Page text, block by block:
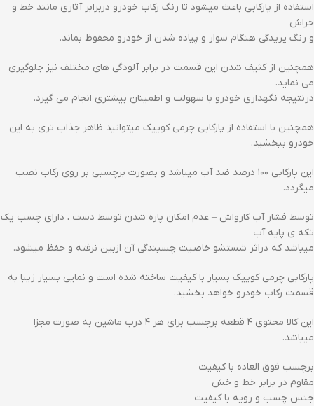
استفاده از پارکابی باعث میشود تا رنگ رکاب خودرو دربرابر آثاری مانند خط و
خراش
و رنگ پریدگی هنگام سوار و پیاده شدن از خودرو محفوظ بماند.
همچنین از کثیف شدن این قسمت در برابر آلودگی های مختلف نیز جلوگیری
می نماید.
درنتیجه نگهداری خودرو با سهولت و اطمینان بیشتری انجام می گیرد.
همچنین با استفاده از پارکابی چرمی کوییک میتوانید ظاهر جذاب تری به این
خودرو ببخشید.
این پارکابی ۱۰۰ درصد ضد آب میباشد و بصورت برچسبی بر روی رکاب نصب
میگردد.
توسط فشار آب کارواش – عدم امکان پاره شدن توسط دست ، دارای چسب یک
تکه ی پایه آب
میباشد که دراثر شستشو خاصیت چسبندگی آن ازبین نرفته و حفظ میشود.
پارکابی چرمی کوییک بسیار با کیفیت ساخته شده است و نمایی بسیار زیبا به
قسمت رکاب خودرو خواهد بخشید.
این کالا محتوی ۴ قطعه برچسب برای هر ۴ درب ماشین به صورت مجزا
میباشد.
برچسب فوق العاده با کیفیت
مقاوم در برابر خط و خش
جنس چسب و رویه با کیفیت